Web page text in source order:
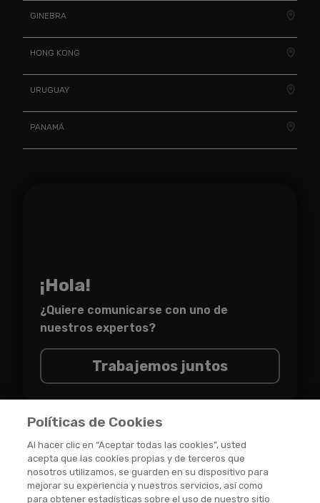
GINEBRA
HONG KONG
URUGUAY
PANAMÁ
¡Hola!
¿Quiere comunicarse con uno de
nuestros expertos?
Trabajemos juntos
OMCGROUP © 2026 DERECHOS RESERVADOS
Políticas de Cookies
Al hacer clic en “Aceptar todas las cookies”, usted
acepta que las cookies propias y de terceros que
nosotros utilizamos, se guarden en su dispositivo para
mejorar su experiencia y nuestros servicios, así como
para obtener estadísticas sobre el uso de nuestro sitio